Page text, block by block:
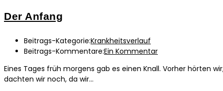
Der Anfang
Beitrags-Kategorie:Krankheitsverlauf
Beitrags-Kommentare:Ein Kommentar
Eines Tages früh morgens gab es einen Knall. Vorher hörten
dachten wir noch, da wir…